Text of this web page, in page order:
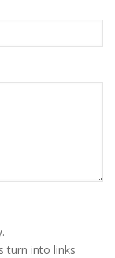
turn into links